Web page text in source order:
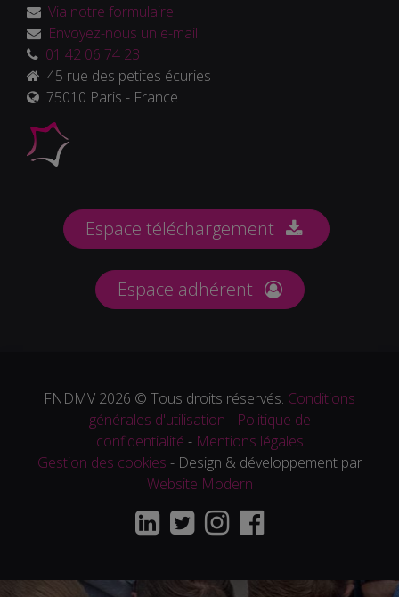
Via notre formulaire
Envoyez-nous un e-mail
01 42 06 74 23
45 rue des petites écuries
75010 Paris - France
Espace téléchargement
Espace adhérent
FNDMV 2026 © Tous droits réservés. Conditions
générales d'utilisation - Politique de
confidentialité - Mentions légales
Gestion des cookies - Design & développement par
Website Modern